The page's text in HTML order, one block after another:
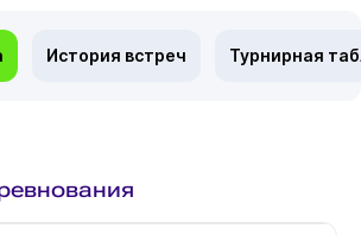
История встреч Турнирная